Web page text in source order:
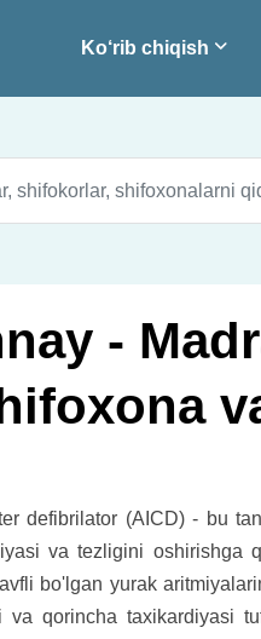
Ko‘rib chiqish
-
defibrilator (AICD) - bu
va tezligini oshirishga
bo'lgan yurak
va qorincha taxikardiyasi